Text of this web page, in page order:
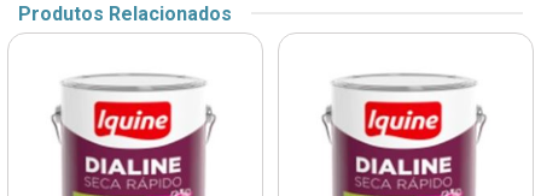
Produtos Relacionados